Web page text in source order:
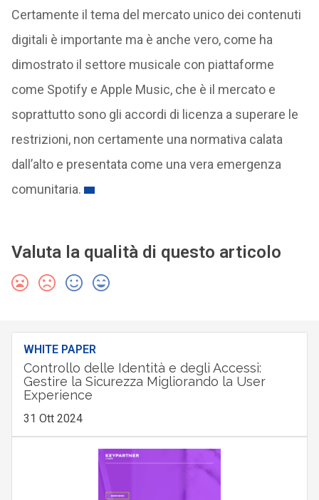
Certamente il tema del mercato unico dei contenuti
digitali è importante ma è anche vero, come ha
dimostrato il settore musicale con piattaforme
come Spotify e Apple Music, che è il mercato e
soprattutto sono gli accordi di licenza a superare le
restrizioni, non certamente una normativa calata
dall’alto e presentata come una vera emergenza
comunitaria.
Valuta la qualità di questo articolo
WHITE PAPER
Controllo delle Identità e degli Accessi:
Gestire la Sicurezza Migliorando la User
Experience
31 Ott 2024